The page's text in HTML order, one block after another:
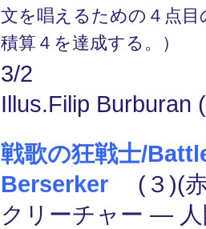
文を唱えるための４点
積算４を達成する。）
3/2
Illus.Filip Burburan
戦歌の狂戦士/
Berserker (３)(
クリーチャー ―